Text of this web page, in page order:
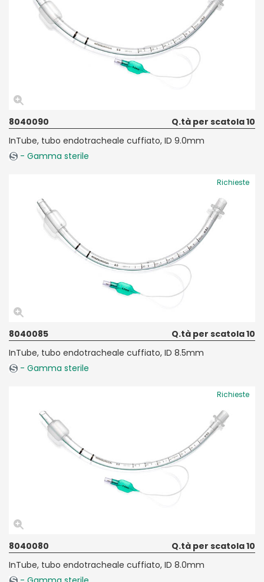
8040090
Q.tà per scatola 10
InTube, tubo endotracheale cuffiato, ID 9.0mm
- Gamma sterile
Richieste
8040085
Q.tà per scatola 10
InTube, tubo endotracheale cuffiato, ID 8.5mm
- Gamma sterile
Richieste
8040080
Q.tà per scatola 10
InTube, tubo endotracheale cuffiato, ID 8.0mm